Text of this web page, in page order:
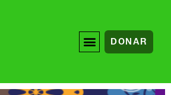
DONAR